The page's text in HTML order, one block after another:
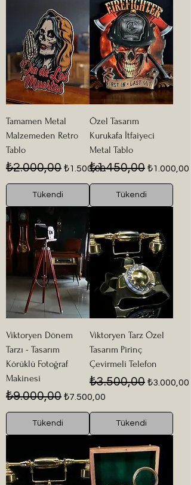
Tamamen Metal
Malzemeden Retro
Tablo
Normal Fiyat
₺2.000,00 İndirimli Fiyat
₺1.500,00
Tükendi
Özel Tasarım
Kurukafa İtfaiyeci
Metal Tablo
Normal Fiyat
₺1.450,00 İndirimli
₺1.000,00
Tükendi
Viktoryen Dönem
Tarzı - Tasarım
Körüklü Fotoğraf
Makinesi
Normal Fiyat
₺9.000,00 İndirimli Fiyat
₺7.500,00
Tükendi
Viktoryen Tarz Özel
Tasarım Pirinç
Çevirmeli Telefon
Normal Fiyat
₺3.500,00 İndirimli
₺3.000,00
Tükendi